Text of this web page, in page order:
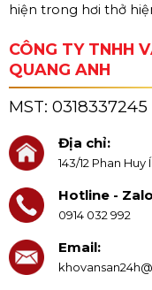
hiện trong hơi thở
CÔNG TY TNHH
QUANG ANH
MST: 0318337245
Địa chỉ:
143/12 Phan
Hotline -
0914 032 992
Email: